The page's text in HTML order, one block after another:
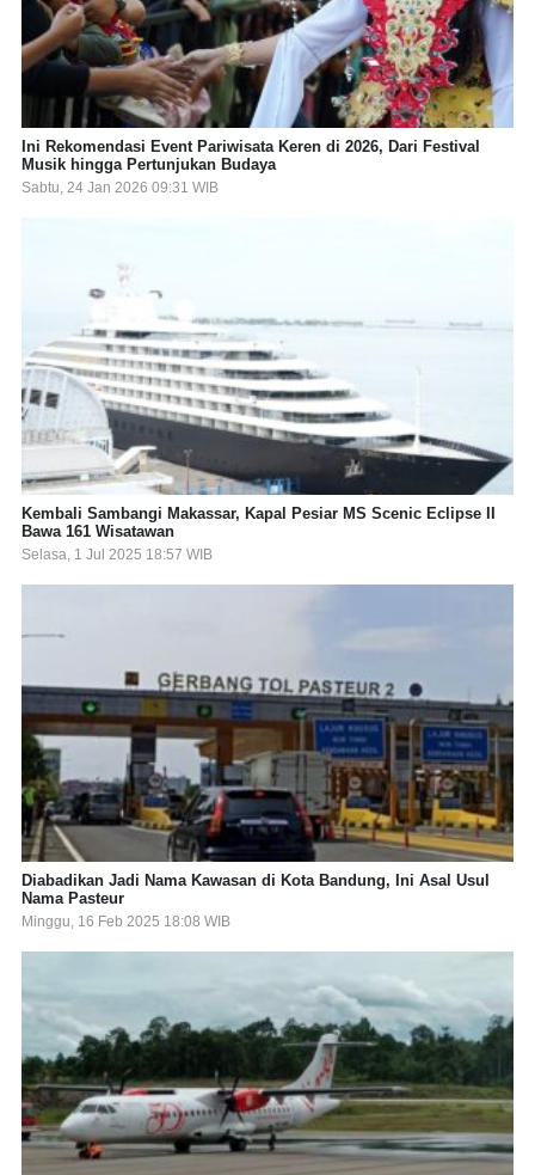
Ini Rekomendasi Event Pariwisata Keren di 2026, Dari Festival
Musik hingga Pertunjukan Budaya
Sabtu, 24 Jan 2026 09:31 WIB
Kembali Sambangi Makassar, Kapal Pesiar MS Scenic Eclipse II
Bawa 161 Wisatawan
Selasa, 1 Jul 2025 18:57 WIB
Diabadikan Jadi Nama Kawasan di Kota Bandung, Ini Asal Usul
Nama Pasteur
Minggu, 16 Feb 2025 18:08 WIB